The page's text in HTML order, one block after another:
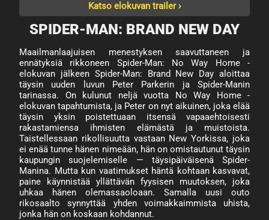
Katso elokuvan trailer ›
SPIDER-MAN: BRAND NEW DAY
Maailmanlaajuisen menestyksen saavuttaneen ja
ennätyksiä rikkoneen Spider-Man: No Way Home -
elokuvan jälkeen Spider-Man: Brand New Day aloittaa
täysin uuden luvun Peter Parkerin ja Spider-Manin
tarinassa. On kulunut neljä vuotta No Way Home -
elokuvan tapahtumista, ja Peter on nyt aikuinen, joka elää
täysin yksin poistettuaan itsensä vapaaehtoisesti
rakastamiensa ihmisten elämästä ja muistoista.
Taistellessaan rikollisuutta vastaan New Yorkissa, joka
ei enää tunne hänen nimeään, hän on omistautunut täysin
kaupungin suojelemiselle — täysipäiväisenä Spider-
Manina. Mutta kun vaatimukset häntä kohtaan kasvavat,
paine käynnistää yllättävän fyysisen muutoksen, joka
uhkaa hänen olemassaoloaan. Samalla uusi outo
rikosaalto synnyttää yhden voimakkaimmista uhista,
jonka hän on koskaan kohdannut.